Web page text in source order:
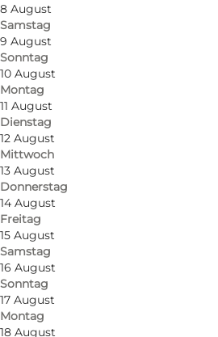
8 August
Samstag
9 August
Sonntag
10 August
Montag
11 August
Dienstag
12 August
Mittwoch
13 August
Donnerstag
14 August
Freitag
15 August
Samstag
16 August
Sonntag
17 August
Montag
18 August